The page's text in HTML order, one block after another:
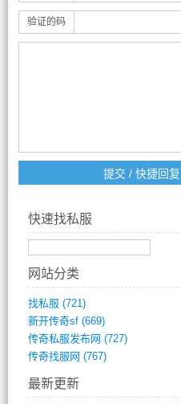
验证的码
快速找私服
网站分类
找私服 (721)
新开传奇sf(669)
传奇私服发布网 (727)
传奇找服网 (767)
最新更新